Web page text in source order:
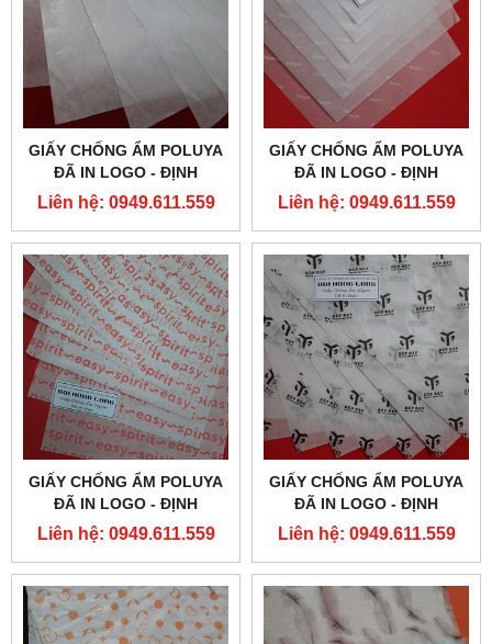
GIẤY CHỐNG ẨM POLUYA
ĐÃ IN LOGO - ĐỊNH
LƯỢNG 16G
Liên hệ: 0949.611.559
GIẤY CHỐNG ẨM POLUYA
ĐÃ IN LOGO - ĐỊNH
LƯỢNG 16G
Liên hệ: 0949.611.559
GIẤY CHỐNG ẨM POLUYA
ĐÃ IN LOGO - ĐỊNH
LƯỢNG 16G
Liên hệ: 0949.611.559
GIẤY CHỐNG ẨM POLUYA
ĐÃ IN LOGO - ĐỊNH
LƯỢNG 16G
Liên hệ: 0949.611.559